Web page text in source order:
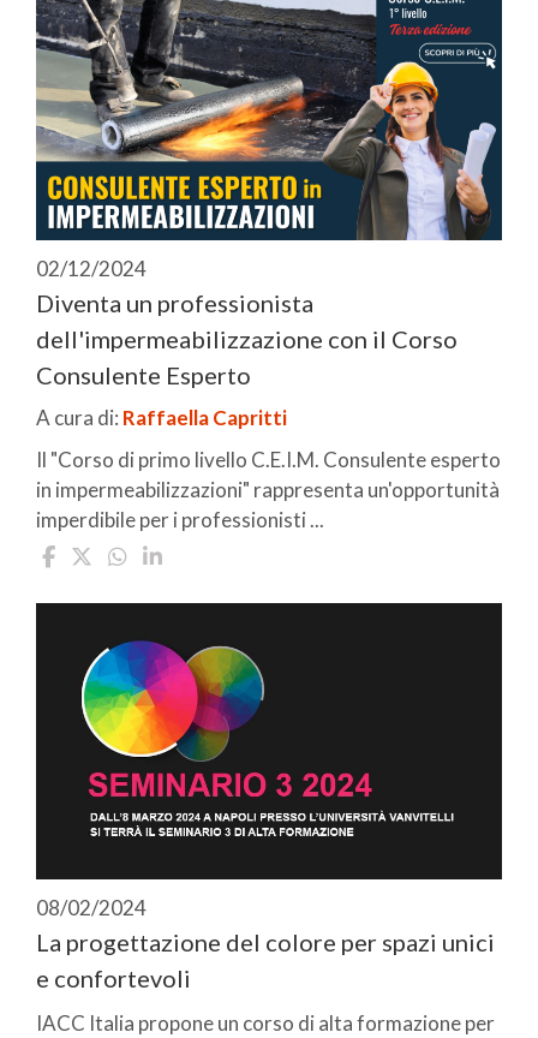
02/12/2024
Diventa un professionista
dell'impermeabilizzazione con il Corso
Consulente Esperto
A cura di: Raffaella Capritti
Il "Corso di primo livello C.E.I.M. Consulente esperto
in impermeabilizzazioni" rappresenta un'opportunità
imperdibile per i professionisti ...
08/02/2024
La progettazione del colore per spazi unici
e confortevoli
IACC Italia propone un corso di alta formazione per